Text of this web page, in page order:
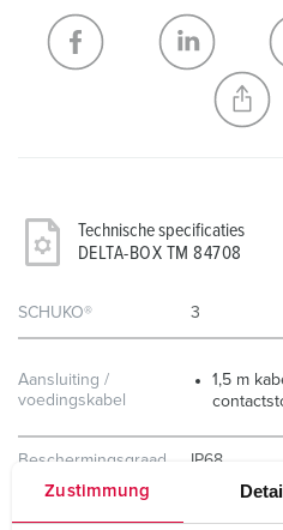
Zustimmung
Mijn lijst
NIEUW LIJST
Technische specificaties
DELTA-BOX TM 84708
SCHUKO® 3
Aansluiting /
voedingskabel
1,5 m
Beschermingsgraad IP68